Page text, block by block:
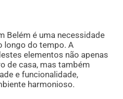
Belém é uma necessidade
longo do tempo. A
elementos não apenas
de casa, mas também
e funcionalidade,
harmonioso.